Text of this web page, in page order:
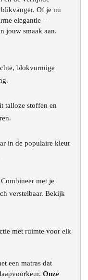
Of je nu
elegantie –
jouw smaak aan.
blokvormige
talloze stoffen en
in de populaire kleur
Combineer met je
verstelbaar. Bekijk
met ruimte voor elk
een matras dat
Onze